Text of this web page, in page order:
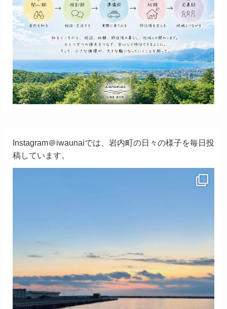
Instagram＠iwaunaiでは、岩内町の日々の様子を毎日投
稿しています。